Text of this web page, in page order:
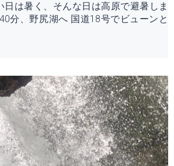
日は暑く、そんな日は高原で避暑しま
分、野尻湖へ 国道18号でビューンと